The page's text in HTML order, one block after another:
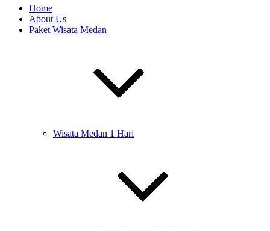
Home
About Us
Paket Wisata Medan
Wisata Medan 1 Hari